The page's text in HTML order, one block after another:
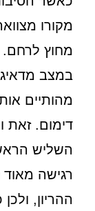
מקורו
מחוץ לרחם.
במצב
מהותיים
דימום. זאת
השליש
רגישה מאוד
ההריון,